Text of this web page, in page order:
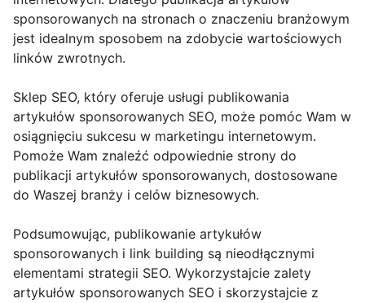
sponsorowanych na stronach o znaczeniu branżowym
jest idealnym sposobem na zdobycie wartościowych
linków zwrotnych.
Sklep SEO, który oferuje usługi publikowania
artykułów sponsorowanych SEO, może pomóc Wam w
osiągnięciu sukcesu w marketingu internetowym.
Pomoże Wam znaleźć odpowiednie strony do
publikacji artykułów sponsorowanych, dostosowane
do Waszej branży i celów biznesowych.
Podsumowując, publikowanie artykułów
sponsorowanych i link building są nieodłącznymi
elementami strategii SEO. Wykorzystajcie zalety
artykułów sponsorowanych SEO i skorzystajcie z